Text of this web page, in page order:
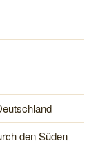
den Süden